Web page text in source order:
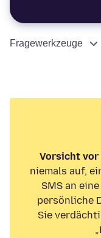
Fragewerkzeuge
Vorsicht vor
niemals auf,
SMS an
persönliche
Sie